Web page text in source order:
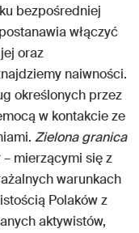
bezpośredniej
włączyć
oraz
naiwności.
określonych przez
w kontakcie ze
Zielona granica
mierzącymi się z
warunkach
Polaków z
aktywistów,